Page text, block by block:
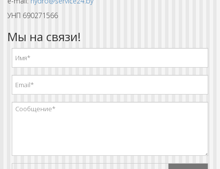
УНП 690271566
Мы на связи!